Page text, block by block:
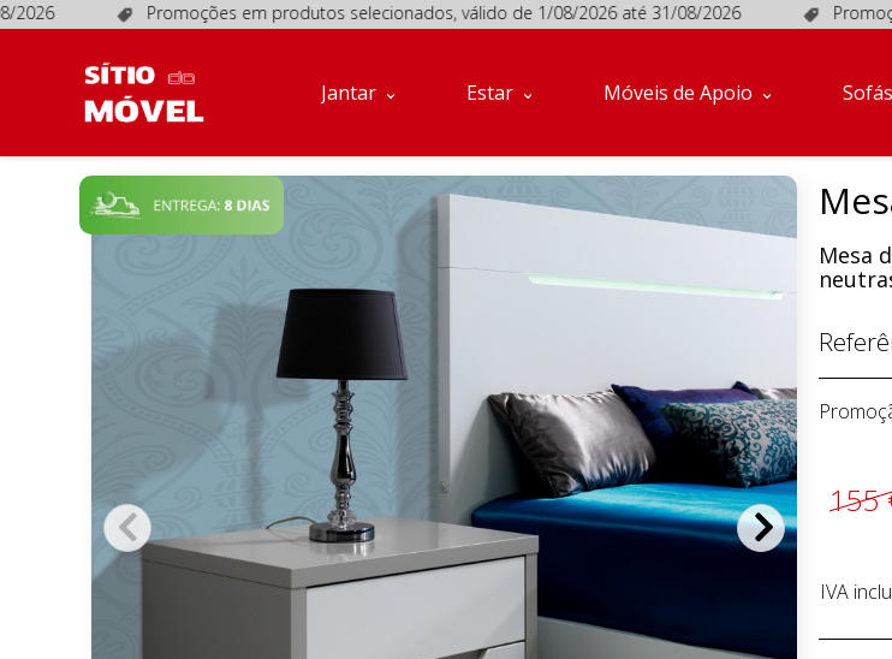
2026 Promoções em produtos selecionados, válido de 1/08/2026 até 31/08/2026 Promoções
Jantar Estar Móveis de Apoio Sofás
Mesa
155
IVA
Jantar
Estar
Móveis
Sofás
Quartos
Descanso